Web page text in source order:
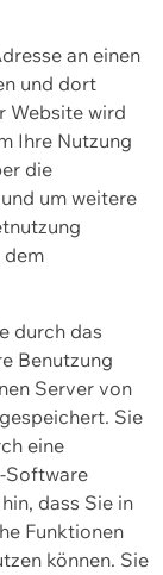
an einen
und dort
Website wird
Ihre Nutzung
die
um weitere
dem
durch das
Benutzung
Server von
Sie
eine
Software
dass Sie in
Funktionen
können. Sie